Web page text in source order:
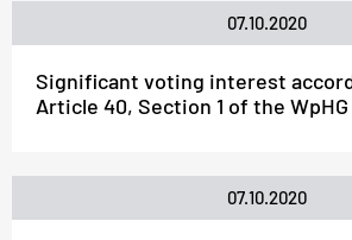
07.10.2020
Significant voting interest
Article 40, Section 1 of the WpHG
07.10.2020